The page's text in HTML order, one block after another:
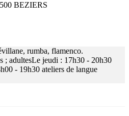
BEZIERS
rumba, flamenco.
; adultesLe jeudi : 17h30 - 20h30
- 19h30 ateliers de langue